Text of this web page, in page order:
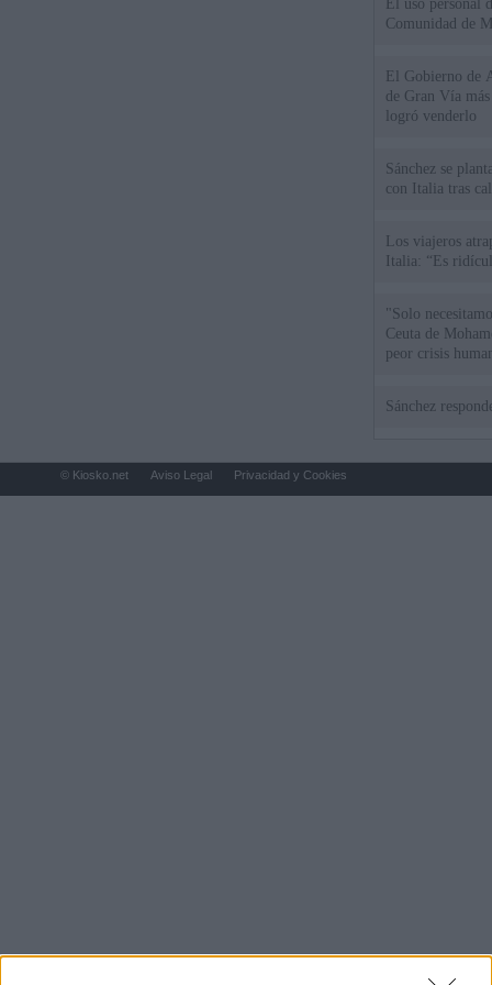
El uso personal
Comunidad de
El Gobierno de
de Gran Vía
logró venderlo
Sánchez se
con Italia tras
Los viajeros
Italia: “Es
"Solo
Ceuta de
peor crisis
Sánchez
© Kiosko.net Aviso Legal Privacidad y Cookies